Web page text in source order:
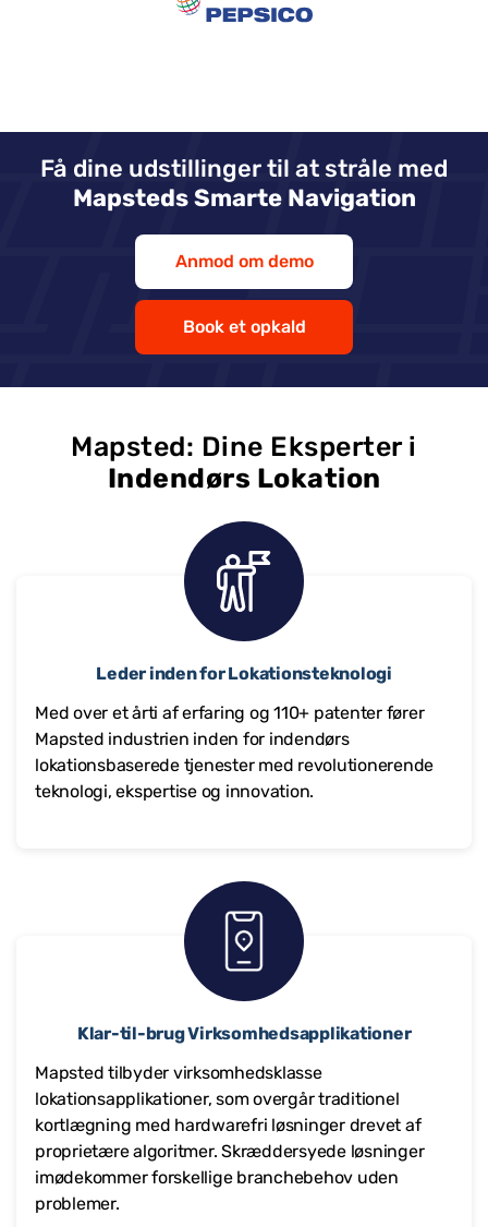
Få dine udstillinger til at stråle med
Mapsteds Smarte Navigation
Anmod om demo
Book et opkald
Mapsted: Dine Eksperter i
Indendørs Lokation
Leder inden for Lokationsteknologi
Med over et årti af erfaring og 110+ patenter fører
Mapsted industrien inden for indendørs
lokationsbaserede tjenester med revolutionerende
teknologi, ekspertise og innovation.
Klar-til-brug Virksomhedsapplikationer
Mapsted tilbyder virksomhedsklasse
lokationsapplikationer, som overgår traditionel
kortlægning med hardwarefri løsninger drevet af
proprietære algoritmer. Skræddersyede løsninger
imødekommer forskellige branchebehov uden
problemer.